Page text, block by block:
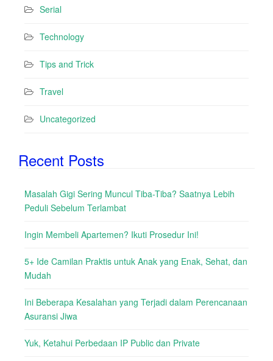
Serial
Technology
Tips and Trick
Travel
Uncategorized
Recent Posts
Masalah Gigi Sering Muncul Tiba-Tiba? Saatnya Lebih
Peduli Sebelum Terlambat
Ingin Membeli Apartemen? Ikuti Prosedur Ini!
5+ Ide Camilan Praktis untuk Anak yang Enak, Sehat, dan
Mudah
Ini Beberapa Kesalahan yang Terjadi dalam Perencanaan
Asuransi Jiwa
Yuk, Ketahui Perbedaan IP Public dan Private